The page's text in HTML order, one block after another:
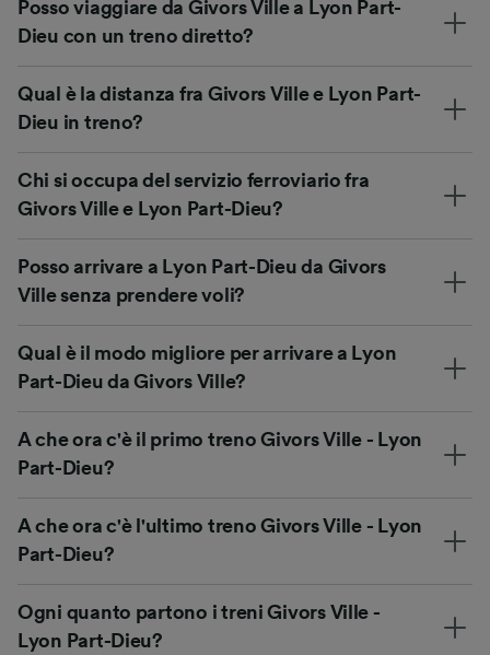
Posso viaggiare da Givors Ville a Lyon Part-
Dieu con un treno diretto?
Qual è la distanza fra Givors Ville e Lyon Part-
Dieu in treno?
Chi si occupa del servizio ferroviario fra
Givors Ville e Lyon Part-Dieu?
Posso arrivare a Lyon Part-Dieu da Givors
Ville senza prendere voli?
Qual è il modo migliore per arrivare a Lyon
Part-Dieu da Givors Ville?
A che ora c'è il primo treno Givors Ville - Lyon
Part-Dieu?
A che ora c'è l'ultimo treno Givors Ville - Lyon
Part-Dieu?
Ogni quanto partono i treni Givors Ville -
Lyon Part-Dieu?